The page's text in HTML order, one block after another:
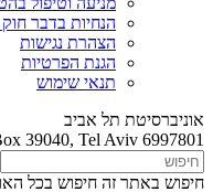
הנחיות בדבר
הצהרת נגישות
הגנת הפרטיות
תנאי שימוש
אוניברסיטת תל אביב
39040, Tel Aviv 6997801
חיפוש באתר זה חיפוש בכל